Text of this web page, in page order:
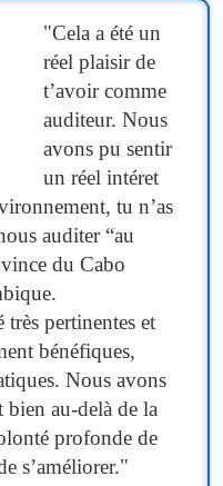
"Cela a été un
réel plaisir de
t’avoir comme
auditeur. Nous
avons pu sentir
un réel intéret
tu n’as
auditer “au
du Cabo
très pertinentes et
bénéfiques,
Nous avons
au-delà de la
profonde de
s’améliorer."